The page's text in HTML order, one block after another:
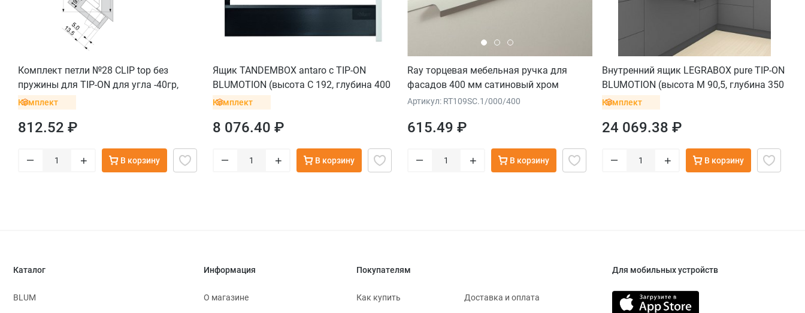
Комплект петли №28 CLIP top без
пружины для TIP-ON для угла -40гр,
макс. наложение, саморез
Комплект
812.52 ₽
– + В корзину
Ящик TANDEMBOX antaro с TIP-ON
BLUMOTION (высота С 192, глубина 400
мм, вес ящика до 20 кг), крепление под
Комплект
8 076.40 ₽
– + В корзину
Ray торцевая мебельная ручка для
фасадов 400 мм сатиновый хром
Артикул: RT109SC.1/000/400
615.49 ₽
– + В корзину
Внутренний ящик LEGRABOX pure TIP-ON
BLUMOTION (высота M 90,5, глубина 350
мм, до 20 кг), белый шелк
Комплект
24 069.38 ₽
– + В корзину
Каталог
BLUM
Информация
О магазине
Покупателям
Как купить Доставка и оплата
Для мобильных устройств